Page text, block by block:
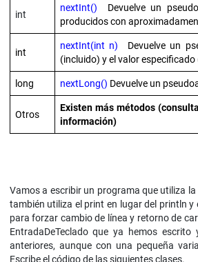
int
nextInt()
Devuelve un
producidos con
int
nextInt(int n)
Devuelve un
(incluido) y el valor especificado
long nextLong() Devuelve un
Otros
Existen más métodos
información)
Vamos a escribir un programa que utiliza
también utiliza el print en lugar del println y
para forzar cambio de línea y retorno de
EntradaDeTeclado que ya hemos
anteriores, aunque con una pequeña
Escribe el código de las siguientes clases.